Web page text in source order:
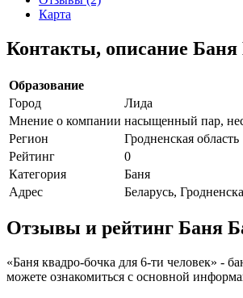
Карта
Контакты, описание Баня
Образование
Город
Лида
Мнение о компании насыщенный пар,
Регион
Гродненская область
Рейтинг
0
Категория
Баня
Адрес
Беларусь,
Отзывы и рейтинг Баня
«Баня квадро-бочка для 6-ти человек» -
можете ознакомиться с основной